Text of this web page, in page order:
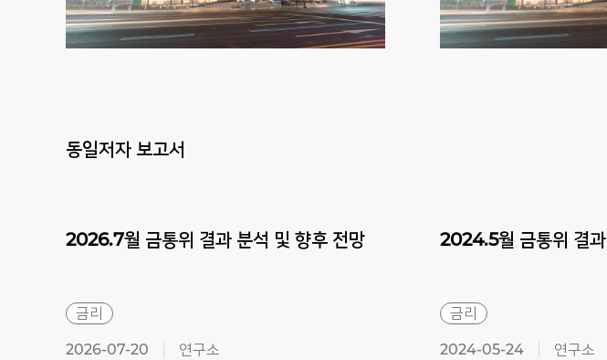
동일저자 보고서
2026.7월 금통위 결과 분석 및 향후 전망
금리
2026-07-20 연구소
2024.5월 금통위 결과
금리
2024-05-24 연구소